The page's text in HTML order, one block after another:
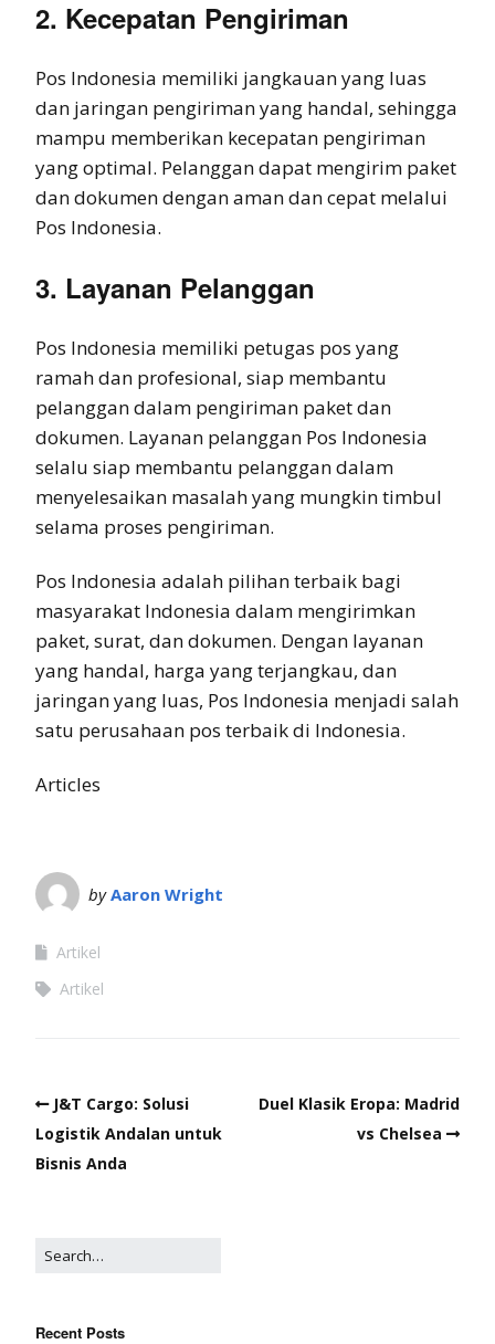
2. Kecepatan Pengiriman
Pos Indonesia memiliki jangkauan yang luas
dan jaringan pengiriman yang handal, sehingga
mampu memberikan kecepatan pengiriman
yang optimal. Pelanggan dapat mengirim paket
dan dokumen dengan aman dan cepat melalui
Pos Indonesia.
3. Layanan Pelanggan
Pos Indonesia memiliki petugas pos yang
ramah dan profesional, siap membantu
pelanggan dalam pengiriman paket dan
dokumen. Layanan pelanggan Pos Indonesia
selalu siap membantu pelanggan dalam
menyelesaikan masalah yang mungkin timbul
selama proses pengiriman.
Pos Indonesia adalah pilihan terbaik bagi
masyarakat Indonesia dalam mengirimkan
paket, surat, dan dokumen. Dengan layanan
yang handal, harga yang terjangkau, dan
jaringan yang luas, Pos Indonesia menjadi salah
satu perusahaan pos terbaik di Indonesia.
Articles
byAaron Wright
Artikel
Artikel
J&T Cargo: Solusi
Logistik Andalan untuk
Bisnis Anda
Duel Klasik Eropa: Madrid
vs Chelsea
Recent Posts